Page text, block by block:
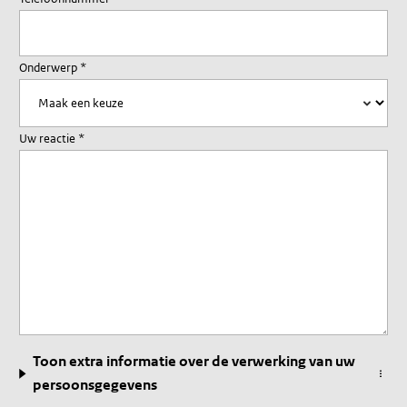
Onderwerp *
Uw reactie *
Toon extra informatie over de verwerking van uw
persoonsgegevens
...